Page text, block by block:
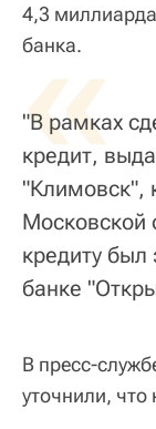
4,3
банка.
«
"В рамках
кредит,
"Климовск",
Московской
кредиту был
банке
В пресс-
уточнили, что